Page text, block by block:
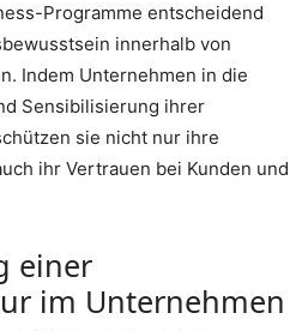
Programme entscheidend
innerhalb von
Indem Unternehmen in die
Sensibilisierung ihrer
sie nicht nur ihre
ihr Vertrauen bei Kunden und
einer
im Unternehmen